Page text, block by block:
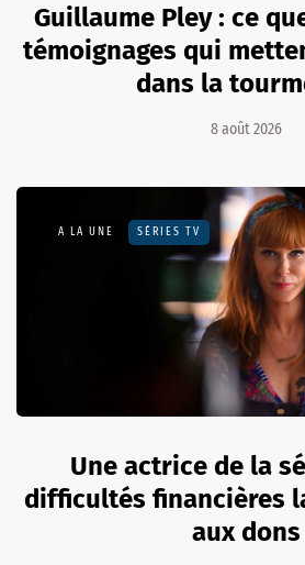
Guillaume Pley : ce
témoignages qui
dans la
8 août 2026
A LA UNE SÉRIES TV
Une actrice de la
difficultés financières
aux dons